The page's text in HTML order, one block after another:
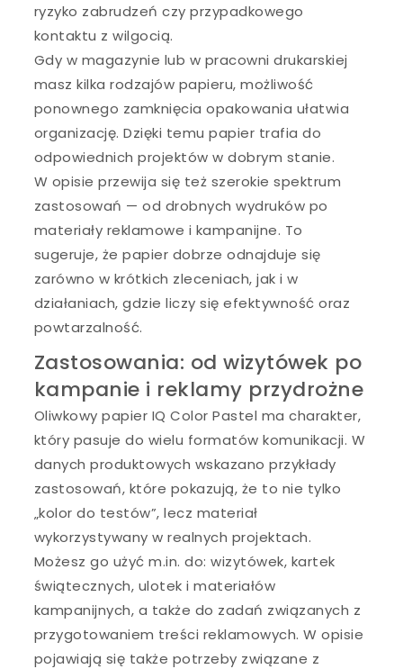
ryzyko zabrudzeń czy przypadkowego
kontaktu z wilgocią.
Gdy w magazynie lub w pracowni drukarskiej
masz kilka rodzajów papieru, możliwość
ponownego zamknięcia opakowania ułatwia
organizację. Dzięki temu papier trafia do
odpowiednich projektów w dobrym stanie.
W opisie przewija się też szerokie spektrum
zastosowań — od drobnych wydruków po
materiały reklamowe i kampanijne. To
sugeruje, że papier dobrze odnajduje się
zarówno w krótkich zleceniach, jak i w
działaniach, gdzie liczy się efektywność oraz
powtarzalność.
Zastosowania: od wizytówek po
kampanie i reklamy przydrożne
Oliwkowy papier IQ Color Pastel ma charakter,
który pasuje do wielu formatów komunikacji. W
danych produktowych wskazano przykłady
zastosowań, które pokazują, że to nie tylko
„kolor do testów”, lecz materiał
wykorzystywany w realnych projektach.
Możesz go użyć m.in. do: wizytówek, kartek
świątecznych, ulotek i materiałów
kampanijnych, a także do zadań związanych z
przygotowaniem treści reklamowych. W opisie
pojawiają się także potrzeby związane z